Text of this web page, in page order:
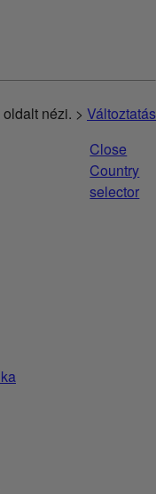
nézi. > Változtatás
Close
Country
selector